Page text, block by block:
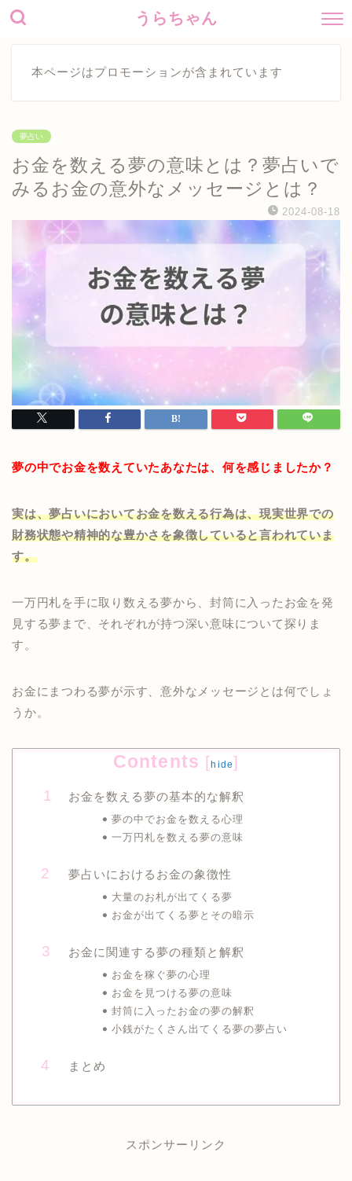
うらちゃん
本ページはプロモーションが含まれています
夢占い
お金を数える夢の意味とは？夢占いで
みるお金の意外なメッセージとは？
2024-08-18
夢の中でお金を数えていたあなたは、何を感じましたか？
実は、夢占いにおいてお金を数える行為は、現実世界での
財務状態や精神的な豊かさを象徴していると言われていま
す。
一万円札を手に取り数える夢から、封筒に入ったお金を発
見する夢まで、それぞれが持つ深い意味について探りま
す。
お金にまつわる夢が示す、意外なメッセージとは何でしょ
うか。
Contents [hide]
お金を数える夢の基本的な解釈
夢の中でお金を数える心理
一万円札を数える夢の意味
夢占いにおけるお金の象徴性
大量のお札が出てくる夢
お金が出てくる夢とその暗示
お金に関連する夢の種類と解釈
お金を稼ぐ夢の心理
お金を見つける夢の意味
封筒に入ったお金の夢の解釈
小銭がたくさん出てくる夢の夢占い
まとめ
スポンサーリンク